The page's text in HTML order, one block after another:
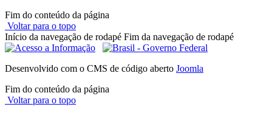
Fim do conteúdo da página
Voltar para o topo
Início da navegação de rodapé Fim da navegação de rodapé
Desenvolvido com o CMS de código aberto Joomla
Fim do conteúdo da página
Voltar para o topo